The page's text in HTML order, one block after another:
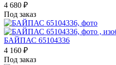
4 680 ₽
Под заказ
БАЙПАС 65104336
4 160 ₽
Под заказ